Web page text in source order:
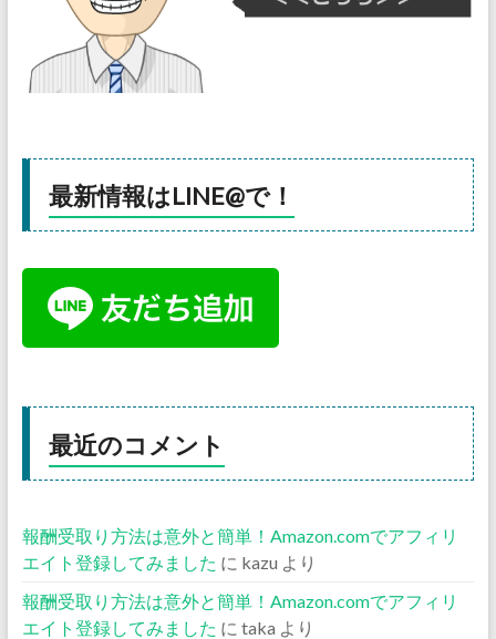
最新情報はLINE@で！
最近のコメント
報酬受取り方法は意外と簡単！Amazon.comでアフィリ
エイト登録してみました に kazu より
報酬受取り方法は意外と簡単！Amazon.comでアフィリ
エイト登録してみました に taka より